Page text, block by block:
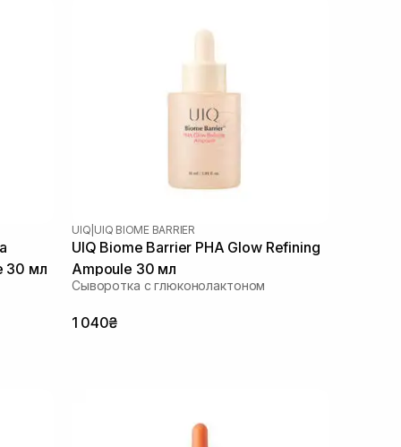
30 мл
UIQ UIQ BIOME BARRIER
UIQ Biome Barrier PHA Glow Refining
Ampoule 30 мл
Сыворотка с глюконолактоном
1 040₴